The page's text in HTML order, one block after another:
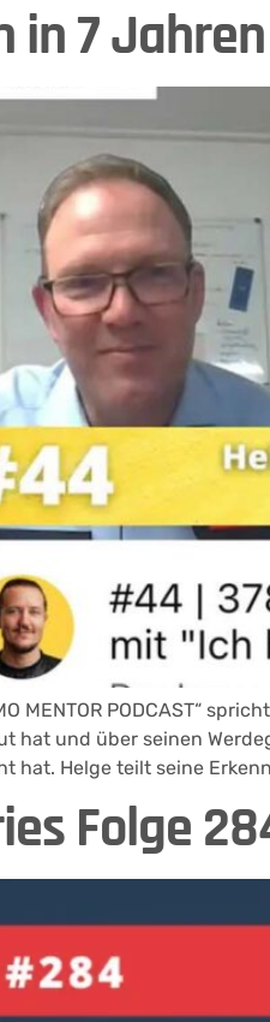
in 7
MENTOR PODCAST“
hat und über seinen
hat. Helge teilt seine
Folge